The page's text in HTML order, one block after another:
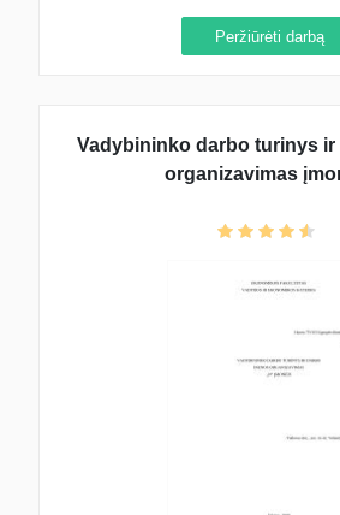
Peržiūrėti darbą
Vadybininko darbo turinys
organizavimas